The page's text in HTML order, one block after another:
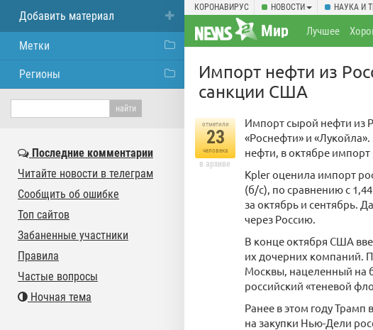
КОРОНАВИРУС НОВОСТИ НАУКА И
Мир Лучшее
Импорт нефти из
санкции США
отметили
23
человека
в архиве
Импорт сырой нефти из
«Роснефти» и
нефти, в октябре
Kpler оценила импорт
(б/с), по сравнению с
за октябрь и сентябрь.
через Россию.
В конце октября США
их дочерних компаний.
Москвы, нацеленный на
российский «теневой
Ранее в этом году
на закупки Нью-Дели
Добавить материал
Метки
Регионы
Последние комментарии
Читайте новости в телеграм
Сообщить об ошибке
Топ сайтов
Забаненные участники
Правила
Частые вопросы
Ночная тема